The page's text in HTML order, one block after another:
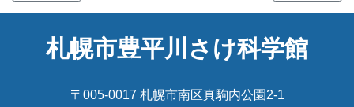
札幌市豊平川さけ科学館
〒005-0017 札幌市南区真駒内公園2-1